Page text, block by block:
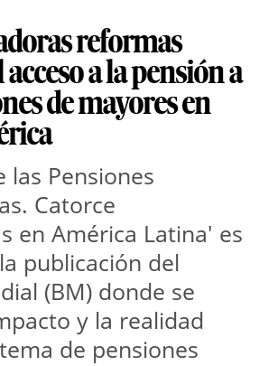
reformas
a la pensión a
de mayores en
las Pensiones
Catorce
en América Latina' es
publicación del
(BM) donde se
y la realidad
de pensiones